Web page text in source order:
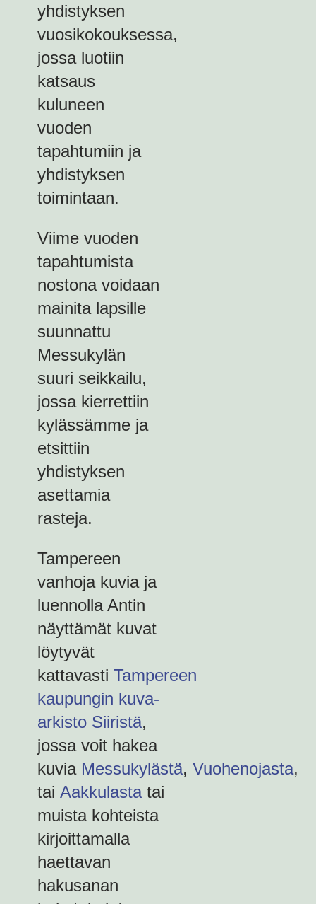
yhdistyksen
vuosikokouksessa,
jossa luotiin
katsaus
kuluneen
vuoden
tapahtumiin ja
yhdistyksen
toimintaan.
Viime vuoden
tapahtumista
nostona voidaan
mainita lapsille
suunnattu
Messukylän
suuri seikkailu,
jossa kierrettiin
kylässämme ja
etsittiin
yhdistyksen
asettamia
rasteja.
Tampereen
vanhoja kuvia ja
luennolla Antin
näyttämät kuvat
löytyvät
kattavasti Tampereen
kaupungin kuva-
arkisto Siiristä,
jossa voit hakea
kuvia Messukylästä, Vuohenojasta,
tai Aakkulastatai
muista kohteista
kirjoittamalla
haettavan
hakusanan